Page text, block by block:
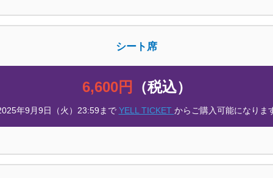
シート席
6,600円 （税込）
年9月9日（火）23:59まで YELL TICKET からご購入可能になりま